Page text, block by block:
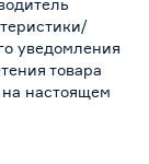
уведомления
товара
на настоящем